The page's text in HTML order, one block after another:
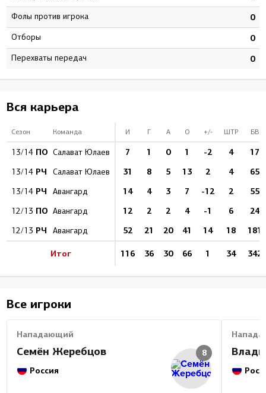
Фолы против игрока 0
Отборы 0
Перехваты передач 0
Вся карьера
Сезон Команда И Г А О +/- ШТР БВ
13/14 ПО Салават Юлаев 7 1 0 1 -2 4 17
13/14 РЧ Салават Юлаев 31 8 5 13 2 4 65
13/14 РЧ Авангард 14 4 3 7 -12 2 55
12/13 ПО Авангард 12 2 2 4 -1 6 24
12/13 РЧ Авангард 52 21 20 41 14 18 181
Итог 116 36 30 66 1 34 342
Все игроки
Нападающий
Семён Жеребцов
Россия
8